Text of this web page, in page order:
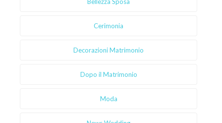
Cerimonia
Decorazioni Matrimonio
Dopo il Matrimonio
Moda